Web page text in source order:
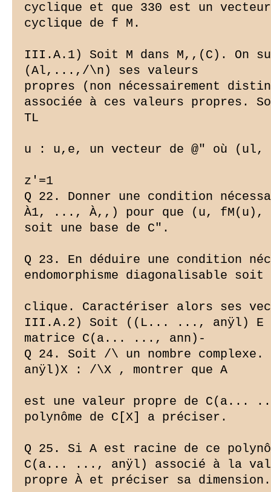
cyclique et que 330 est un vecteur
cyclique de f M.
III.A.1) Soit M dans M,,(C). On
(Al,...,/\n) ses valeurs
propres (non nécessairement
associée à ces valeurs propres.
TL
u : u,e, un vecteur de @" où (ul,
z'=1
Q 22. Donner une condition
À1, ..., À,,) pour que (u,
soit une base de C".
Q 23. En déduire une condition
endomorphisme diagonalisable
clique. Caractériser alors ses
III.A.2) Soit ((L... ..., anÿl) E
matrice C(a... ..., ann)-
Q 24. Soit /\ un nombre
anÿl)X : /\X , montrer que A
est une valeur propre de C(a...
polynôme de C[X] a préciser.
Q 25. Si A est racine de ce
C(a... ..., anÿl) associé à la
propre À et préciser sa dimension.